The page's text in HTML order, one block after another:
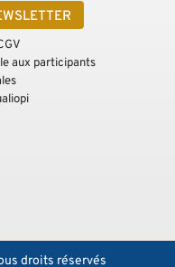
aux participants
droits réservés